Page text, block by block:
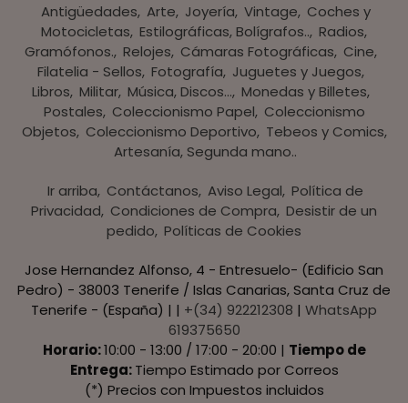
Antigüedades Arte Joyería Vintage Coches y
Motocicletas Estilográficas, Bolígrafos.. Radios,
Gramófonos. Relojes Cámaras Fotográficas Cine
Filatelia - Sellos Fotografía Juguetes y Juegos
Libros Militar Música, Discos... Monedas y Billetes
Postales Coleccionismo Papel Coleccionismo
Objetos Coleccionismo Deportivo Tebeos y Comics
Artesanía, Segunda mano..
Ir arriba Contáctanos Aviso Legal Política de
Privacidad Condiciones de Compra Desistir de un
pedido Políticas de Cookies
Jose Hernandez Alfonso, 4 - Entresuelo- (Edificio San
Pedro) - 38003 Tenerife / Islas Canarias, Santa Cruz de
Tenerife - (España) | | +(34) 922212308 | WhatsApp
619375650
Horario:10:00 - 13:00 / 17:00 - 20:00 | Tiempo de
Entrega:Tiempo Estimado por Correos
(*) Precios con Impuestos incluidos